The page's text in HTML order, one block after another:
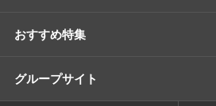
おすすめ特集
グループサイト